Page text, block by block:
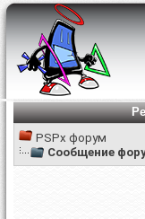
PSPx форум
Сообщение